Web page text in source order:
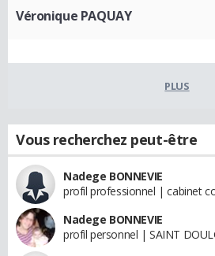
Véronique PAQUAY
PLUS
Vous recherchez peut-être
Nadege BONNEVIE
profil professionnel | cabinet
Nadege BONNEVIE
profil personnel | SAINT